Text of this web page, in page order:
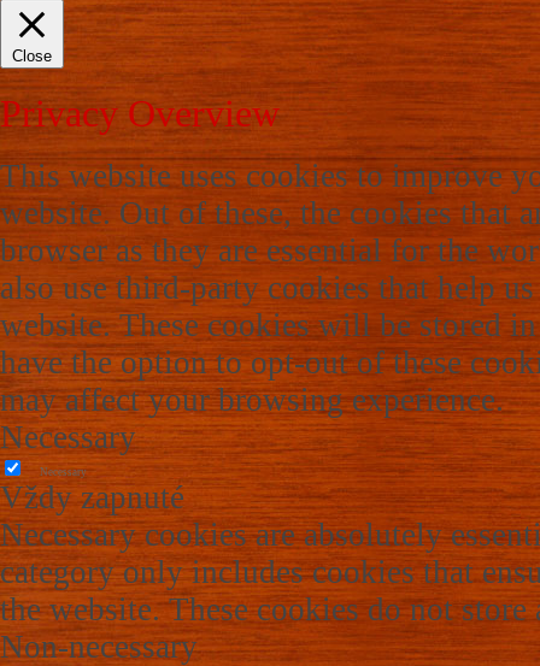
Close
Privacy Overview
This website uses cookies to improve
website. Out of these, the cookies that
browser as they are essential for the
also use third-party cookies that help
website. These cookies will be stored
have the option to opt-out of these
may affect your browsing experience.
Necessary
Necessary
Vždy zapnuté
Necessary cookies are absolutely
category only includes cookies that
the website. These cookies do not
Non-necessary